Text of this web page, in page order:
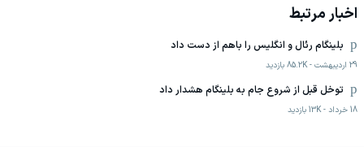
اخبار مرتبط
بلینگام رئال و انگلیس را باهم از دست داد
29 اردیبهشت -
85.2K بازدید
توخل قبل از شروع جام به بلینگام هشدار داد
18 خرداد -
13K بازدید